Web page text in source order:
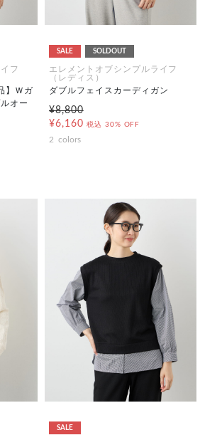
フ
】Ｗガ
オー
SALE SOLDOUT
エレメントオブシンプルライフ
（レディス）
ダブルフェイスカーディガン
¥8,800
¥6,160 税込 30% OFF
2 colors
SALE